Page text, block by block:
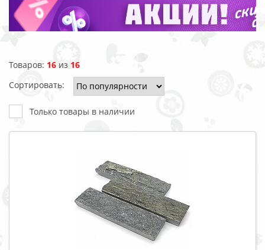
Товаров: 16 из 16
Сортировать:
Только товары в наличии